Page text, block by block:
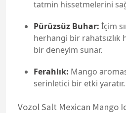
tatmin hissetmelerini
Pürüzsüz Buhar: İçim
herhangi bir rahatsızlık
bir deneyim sunar.
Ferahlık: Mango
serinletici bir etki yaratır.
Vozol Salt Mexican Mango